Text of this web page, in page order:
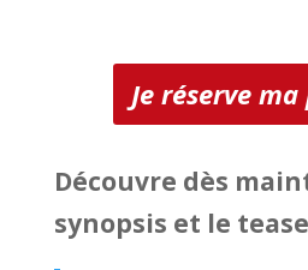
Je réserve
Découvre dès
synopsis et le